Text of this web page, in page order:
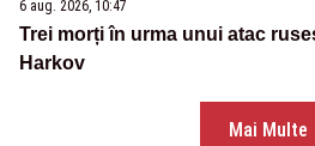
6 aug. 2026, 10:47
Trei morți în urma unui atac
Harkov
Mai Multe